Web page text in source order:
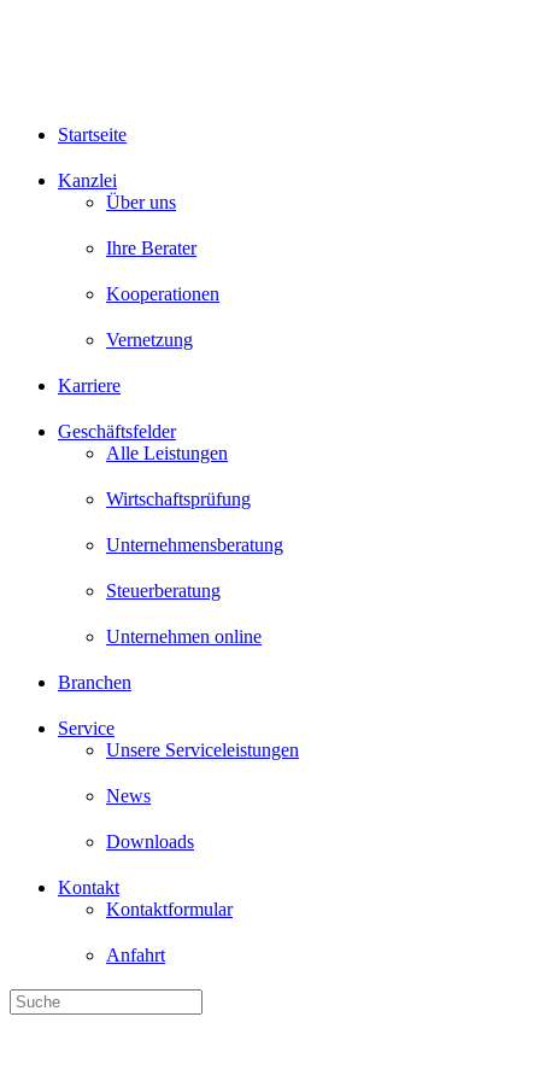
Startseite
Kanzlei
Über uns
Ihre Berater
Kooperationen
Vernetzung
Karriere
Geschäftsfelder
Alle Leistungen
Wirtschaftsprüfung
Unternehmensberatung
Steuerberatung
Unternehmen online
Branchen
Service
Unsere Serviceleistungen
News
Downloads
Kontakt
Kontaktformular
Anfahrt